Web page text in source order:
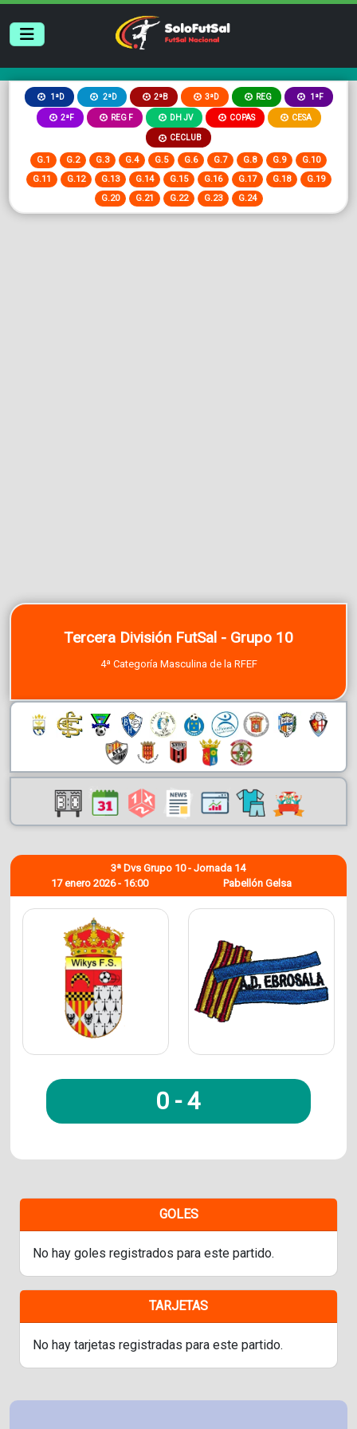
1ªD 2ªD 2ªB 3ªD REG 1ªF
2ªF REG F DH JV COPAS CESA
CECLUB
G.1 G.2 G.3 G.4 G.5 G.6 G.7 G.8 G.9
G.10
G.11
G.12 G.13 G.14 G.15 G.16 G.17 G.18
G.19
G.20
G.21 G.22 G.23 G.24
Tercera División FutSal - Grupo 10
4ª Categoría Masculina de la RFEF
17 enero 2026 - 16:00
3ª Dvs Grupo 10 - Jornada 14
Pabellón Gelsa
0 -4
GOLES
No hay goles registrados para este partido.
TARJETAS
No hay tarjetas registradas para este partido.